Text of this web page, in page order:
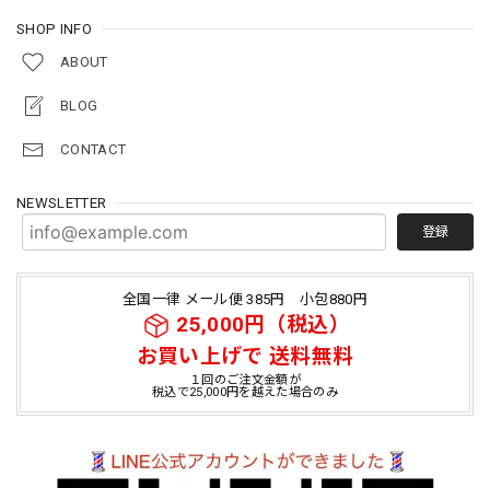
SHOP INFO
ABOUT
BLOG
CONTACT
NEWSLETTER
登録
全国一律 メール便 385円 小包880円
25,000円（税込）
お買い上げで 送料無料
１回のご注文金額が
税込で25,000円を越えた場合のみ